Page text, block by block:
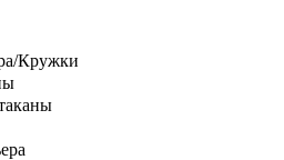
Кружки